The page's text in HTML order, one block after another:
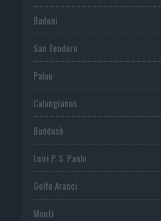
Budoni
San Teodoro
Palau
Calangianus
Buddusò
Loiri P. S. Paolo
Golfo Aranci
Monti